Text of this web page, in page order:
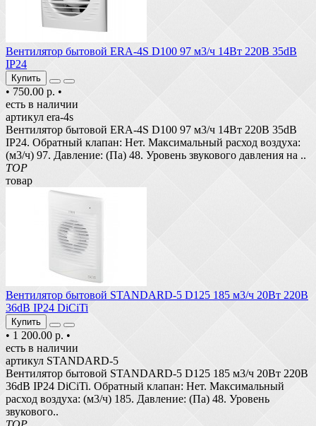
Вентилятор бытовой ERA-4S D100 97 м3/ч 14Вт 220В 35dB
IP24
Купить
• 750.00 р. •
есть в наличии
артикул era-4s
Вентилятор бытовой ERA-4S D100 97 м3/ч 14Вт 220В 35dB
IP24. Обратный клапан: Нет. Максимальный расход воздуха:
(м3/ч) 97. Давление: (Па) 48. Уровень звукового давления на ..
TOP
товар
Вентилятор бытовой STANDARD-5 D125 185 м3/ч 20Вт 220В
36dB IP24 DiCiTi
Купить
• 1 200.00 р. •
есть в наличии
артикул STANDARD-5
Вентилятор бытовой STANDARD-5 D125 185 м3/ч 20Вт 220В
36dB IP24 DiCiTi. Обратный клапан: Нет. Максимальный
расход воздуха: (м3/ч) 185. Давление: (Па) 48. Уровень
звукового..